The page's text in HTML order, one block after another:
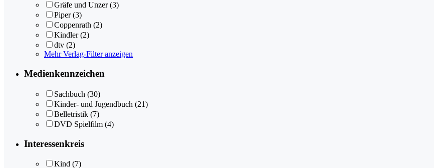
Gräfe und Unzer (3)
Piper (3)
Coppenrath (2)
Kindler (2)
dtv (2)
Mehr Verlag-Filter anzeigen
Medienkennzeichen
Sachbuch (30)
Kinder- und Jugendbuch (21)
Belletristik (7)
DVD Spielfilm (4)
Interessenkreis
Kind (7)